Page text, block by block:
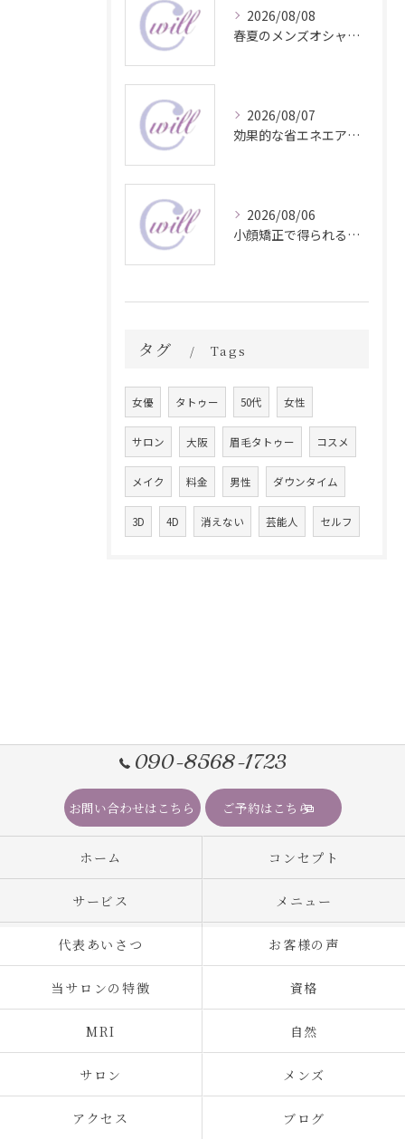
2026/08/08
春夏のメンズオシャレ最前線スタイル
2026/08/07
効果的な省エネエアコン温度設定方法
2026/08/06
小顔矯正で得られる顔変化の科学的効果
タグ Tags
女優 タトゥー 50代 女性
サロン 大阪 眉毛タトゥー コスメ
メイク 料金 男性 ダウンタイム
3D 4D 消えない 芸能人 セルフ
090-8568-1723
お問い合わせはこちら ご予約はこちら
ホーム コンセプト
サービス メニュー
代表あいさつ お客様の声
当サロンの特徴 資格
MRI 自然
サロン メンズ
アクセス ブログ